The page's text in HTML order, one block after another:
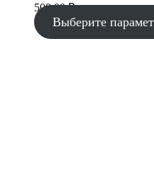
500.00 ₽
Выберите